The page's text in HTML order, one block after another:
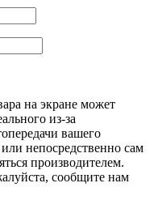
на экране может
из-за
вашего
непосредственно сам
производителем.
сообщите нам